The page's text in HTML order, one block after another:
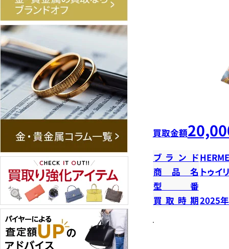
買取金額
ブランド
商品名 トゥイ
型番
買取時期2025